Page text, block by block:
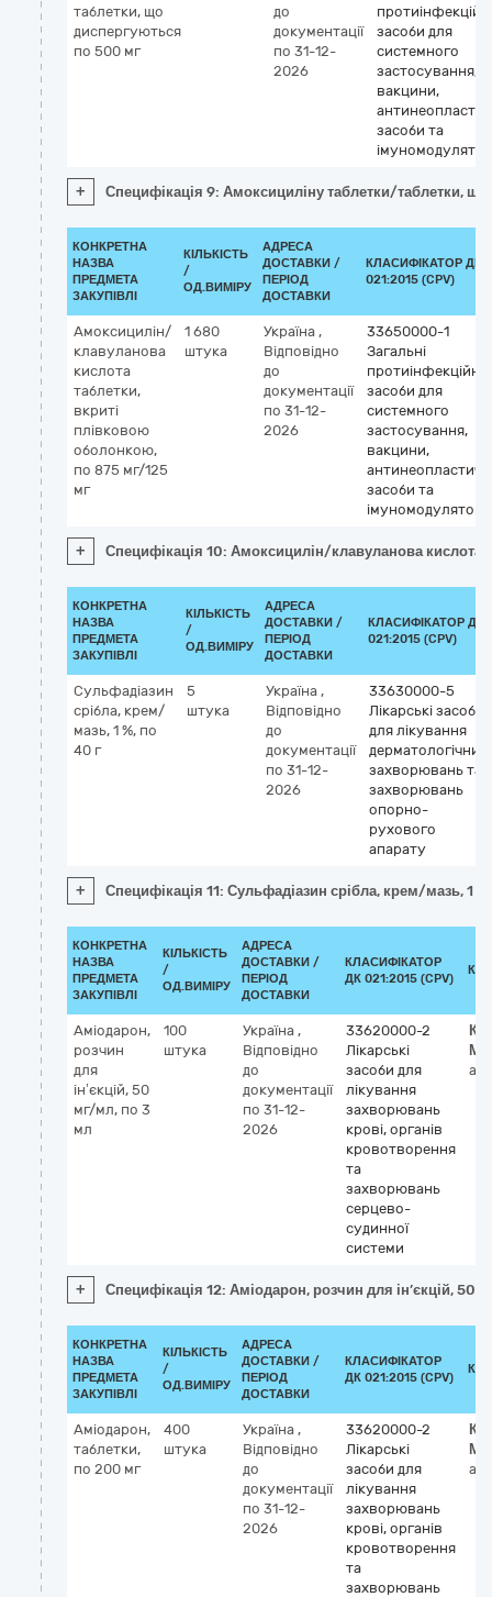
таблетки, що
диспергуються
по 500 мг
до
документації
по 31-12-
2026
протиінфекційні
засоби для
системного
застосування,
вакцини,
засоби та
+ Специфікація 9: Амоксициліну таблетки/таблетки,
КОНКРЕТНА
НАЗВА
ПРЕДМЕТА
ЗАКУПІВЛІ
КІЛЬКІСТЬ
/
ОД.ВИМІРУ
АДРЕСА
ДОСТАВКИ /
ПЕРІОД
ДОСТАВКИ
КЛАСИФІКАТОР ДК
021:2015 (CPV)
Амоксицилін/
клавуланова
кислота
таблетки,
вкриті
плівковою
оболонкою,
по 875 мг/125
мг
1 680
штука
Україна ,
Відповідно
до
документації
по 31-12-
2026
33650000-1
Загальні
протиінфекційні
засоби для
системного
застосування,
вакцини,
засоби та
імуномодулятори
+ Специфікація 10: Амоксицилін/клавуланова
КОНКРЕТНА
НАЗВА
ПРЕДМЕТА
ЗАКУПІВЛІ
КІЛЬКІСТЬ
/
ОД.ВИМІРУ
АДРЕСА
ДОСТАВКИ /
ПЕРІОД
ДОСТАВКИ
КЛАСИФІКАТОР ДК
021:2015 (CPV)
Сульфадіазин
срібла, крем/
мазь, 1 %, по
40 г
5
штука
Україна ,
Відповідно
до
документації
по 31-12-
2026
33630000-5
Лікарські засоби
для лікування
дерматологічних
захворювань та
захворювань
опорно-
рухового
апарату
+ Специфікація 11: Сульфадіазин срібла, крем/мазь, 1
КОНКРЕТНА
НАЗВА
ПРЕДМЕТА
ЗАКУПІВЛІ
КІЛЬКІСТЬ
/
ОД.ВИМІРУ
АДРЕСА
ДОСТАВКИ /
ПЕРІОД
ДОСТАВКИ
КЛАСИФІКАТОР
ДК 021:2015 (CPV)
Аміодарон,
розчин
для
ін’єкцій, 50
мг/мл, по 3
мл
100
штука
Україна ,
Відповідно
до
документації
по 31-12-
2026
33620000-2
Лікарські
засоби для
лікування
захворювань
крові, органів
кровотворення
та
захворювань
серцево-
судинної
системи
+ Специфікація 12: Аміодарон, розчин для ін’єкцій, 50
КОНКРЕТНА
НАЗВА
ПРЕДМЕТА
ЗАКУПІВЛІ
КІЛЬКІСТЬ
/
ОД.ВИМІРУ
АДРЕСА
ДОСТАВКИ /
ПЕРІОД
ДОСТАВКИ
КЛАСИФІКАТОР
ДК 021:2015 (CPV)
Аміодарон,
таблетки,
по 200 мг
400
штука
Україна ,
Відповідно
до
документації
по 31-12-
2026
33620000-2
Лікарські
засоби для
лікування
захворювань
крові, органів
кровотворення
та
захворювань